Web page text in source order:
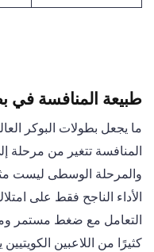
طبيعة المنافسة في
ما يجعل بطولات البوكر
المنافسة تتغير من مرحلة
والمرحلة الوسطى ليست مثل
الأداء الناجح فقط على
التعامل مع ضغط مستمر
كثيرًا من اللاعبين